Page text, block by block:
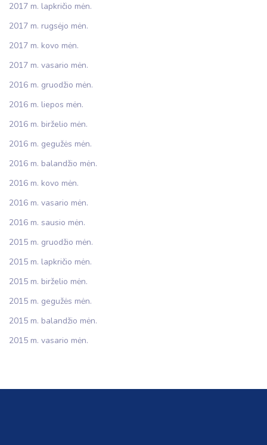
2017 m. lapkričio mėn.
2017 m. rugsėjo mėn.
2017 m. kovo mėn.
2017 m. vasario mėn.
2016 m. gruodžio mėn.
2016 m. liepos mėn.
2016 m. birželio mėn.
2016 m. gegužės mėn.
2016 m. balandžio mėn.
2016 m. kovo mėn.
2016 m. vasario mėn.
2016 m. sausio mėn.
2015 m. gruodžio mėn.
2015 m. lapkričio mėn.
2015 m. birželio mėn.
2015 m. gegužės mėn.
2015 m. balandžio mėn.
2015 m. vasario mėn.